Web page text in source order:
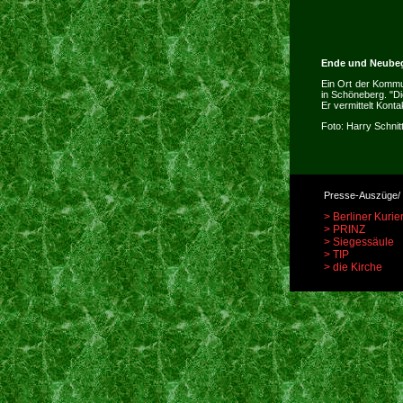
Ende und
Ein Ort der
in Schöneberg.
Er vermittelt
Foto: Harry
Presse-Auszüge/
> Berliner Kurier
> PRINZ
> Siegessäule
> TIP
> die Kirche